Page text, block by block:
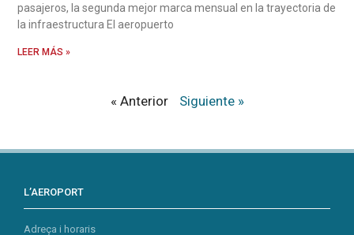
pasajeros, la segunda mejor marca mensual en la trayectoria de
la infraestructura El aeropuerto
LEER MÁS »
« Anterior Siguiente »
L’AEROPORT
Adreça i horaris